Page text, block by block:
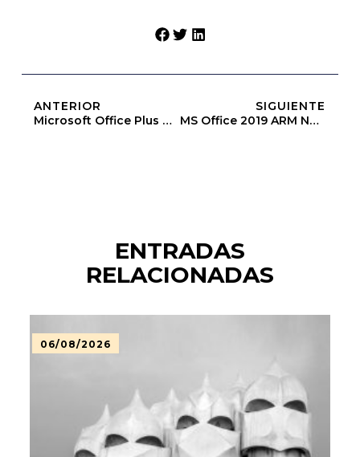
ANTERIOR
Microsoft Office Plus Portable + Serial Key Clean X86-X64 Bypass
SIGUIENTE
MS Office 2019 ARM No Serial Needed Oinstall.exe Archive
ENTRADAS
RELACIONADAS
06/08/2026